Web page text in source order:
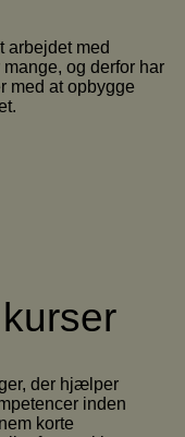
arbejdet med
og derfor har
med at opbygge
der hjælper
inden
korte